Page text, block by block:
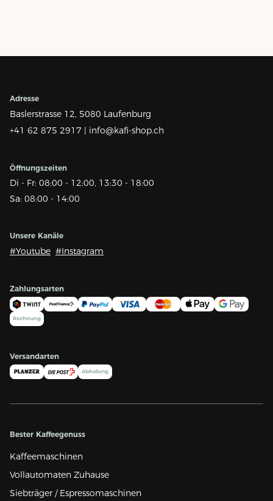
Adresse
Baslerstrasse 12, 5080 Laufenburg
+41 62 875 2917 | info@kafi-shop.ch
Öffnungszeiten
Di - Fr: 08:00 - 12:00, 13:30 - 18:00
Sa: 08:00 - 14:00
Unsere Kanäle
#Youtube #Instagram
Zahlungsarten
Versandarten
Bester Kaffeegenuss
Kaffeemaschinen
Vollautomaten Zuhause
Siebträger / Espressomaschinen